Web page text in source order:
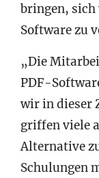
bringen, sich
Software zu
„Die
PDF-
wir in dieser
griffen viele
Alternative
Schulungen